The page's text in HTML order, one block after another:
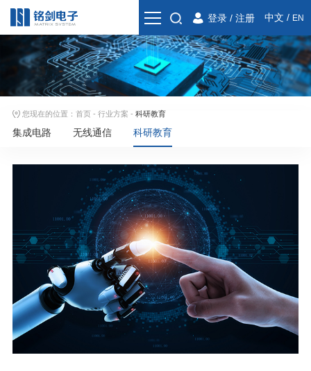
登录 / 注册 中文 / EN
您现在的位置： 首页 - 行业方案 - 科研教育
集成电路 无线通信 科研教育